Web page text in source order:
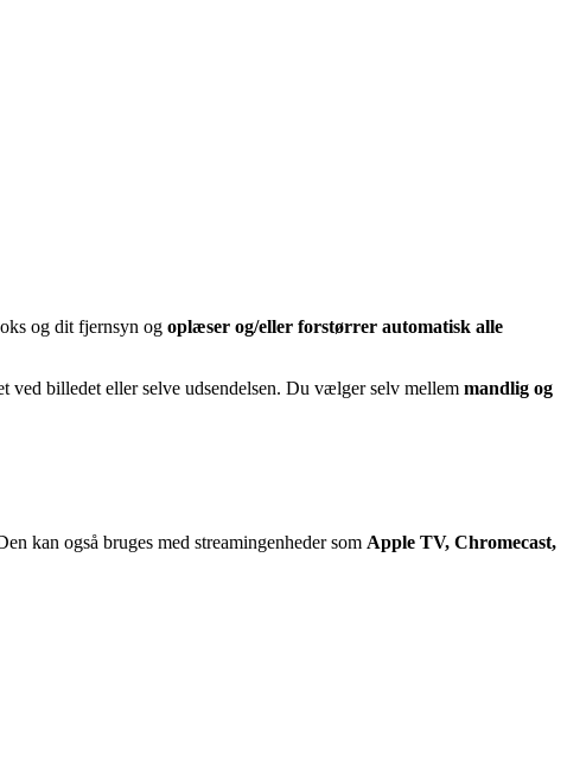
og dit fjernsyn og oplæser og/eller forstørrer automatisk alle
ved billedet eller selve udsendelsen. Du vælger selv mellem mandlig og
kan også bruges med streamingenheder som Apple TV, Chromecast,